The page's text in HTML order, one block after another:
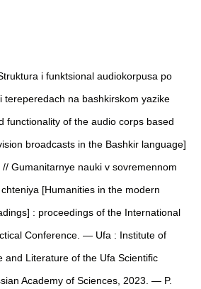
i funktsional audiokorpusa po
tereperedach na bashkirskom yazike
functionality of the audio corps based
broadcasts in the Bashkir language]
Gumanitarnye nauki v sovremennom
[Humanities in the modern
: proceedings of the International
Conference. — Ufa : Institute of
and Literature of the Ufa Scientific
Academy of Sciences, 2023. — P.